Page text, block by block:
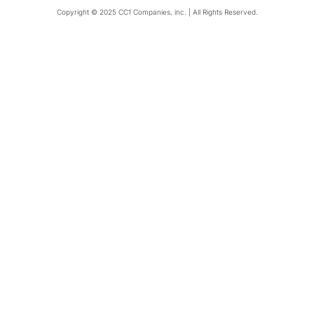
Copyright © 2025 CC1 Companies, inc. | All Rights Reserved.